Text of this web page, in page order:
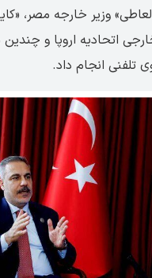
وزیر خارجه مصر،
اتحادیه اروپا و چندین
تلفنی انجام داد.